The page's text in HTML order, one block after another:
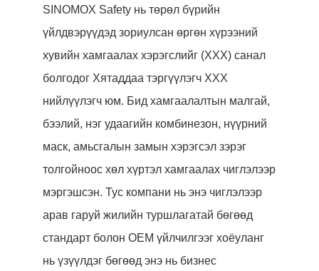
SINOMOX Safety нь төрөл бүрийн
үйлдвэрүүдэд зориулсан өргөн хүрээний
хувийн хамгаалах хэрэгслийг (ХХХ) санал
болгодог Хятаддаа тэргүүлэгч ХХХ
нийлүүлэгч юм. Бид хамгаалалтын малгай,
бээлий, нэг удаагийн комбинезон, нүүрний
маск, амьсгалын замын хэрэгсэл зэрэг
толгойноос хөл хүртэл хамгаалах чиглэлээр
мэргэшсэн. Тус компани нь энэ чиглэлээр
арав гаруй жилийн туршлагатай бөгөөд
стандарт болон OEM үйлчилгээг хоёуланг
нь үзүүлдэг бөгөөд энэ нь бизнес